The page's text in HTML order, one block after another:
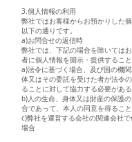
3.個人情報の利用
弊社ではお客様からお預かりした
以下の通りです。
a)お問合せの返信時
弊社では、下記の場合を除いては
者に個人情報を開示・提供すること
a)法令に基づく場合、及び国の機
体又はその委託を受けた者が法令
ることに対して協力する必要があ
b)人の生命、身体又は財産の保護
合であって、本人の同意を得るこ
c)弊社を運営する会社の関連会社
場合